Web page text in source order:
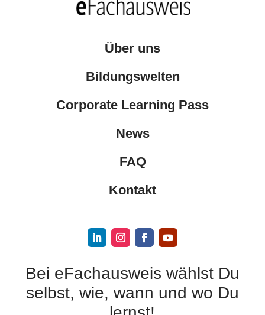
Über uns
Bildungswelten
Corporate Learning Pass
News
FAQ
Kontakt
Bei eFachausweis wählst Du
selbst, wie, wann und wo Du